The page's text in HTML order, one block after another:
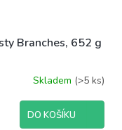
Branches, 652 g
Skladem (>5 ks)
DO KOŠÍKU